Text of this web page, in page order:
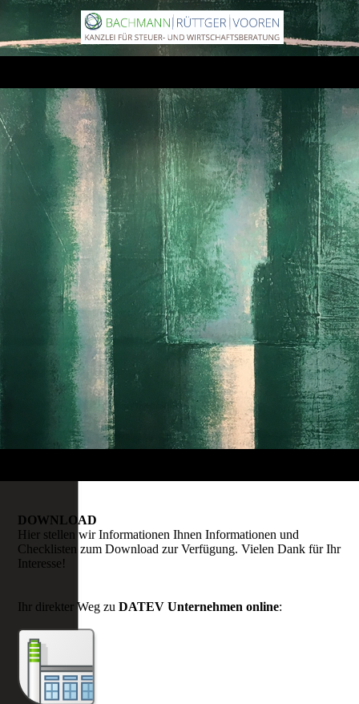
DOWNLOAD
Hier stellen wir Informationen Ihnen Informationen und
Checklisten zum Download zur Verfügung. Vielen Dank für Ihr
Interesse!
Ihr direkter Weg zuDATEV Unternehmen online: